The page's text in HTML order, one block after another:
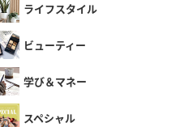
ライフスタイル
ビューティー
学び＆マネー
スペシャル